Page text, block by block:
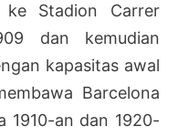
ke Stadion Carrer
dan kemudian
kapasitas awal
Barcelona
1910-an dan 1920-